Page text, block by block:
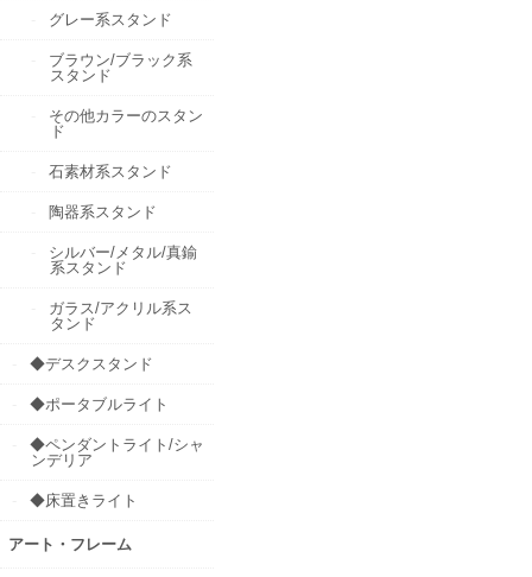
グレー系スタンド
ブラウン/ブラック系
スタンド
その他カラーのスタン
ド
石素材系スタンド
陶器系スタンド
シルバー/メタル/真鍮
系スタンド
ガラス/アクリル系ス
タンド
◆デスクスタンド
◆ポータブルライト
◆ペンダントライト/シャ
ンデリア
◆床置きライト
アート・フレーム